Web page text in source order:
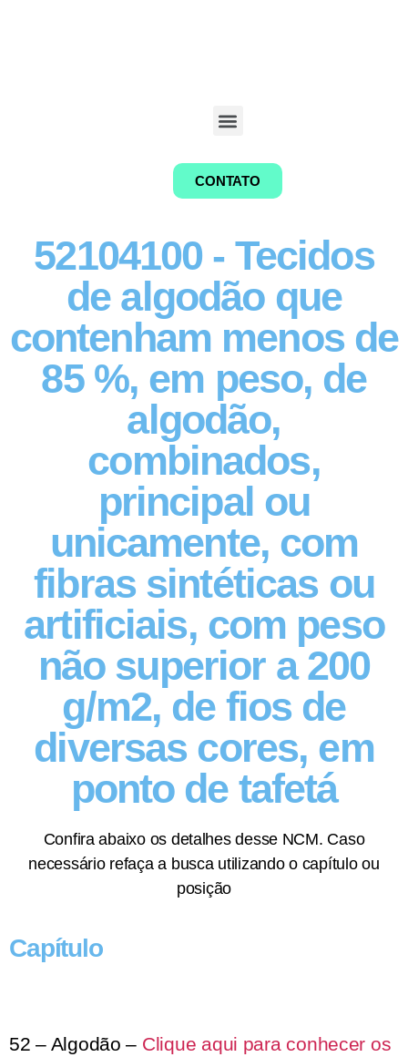
CONTATO
52104100 - Tecidos
de algodão que
contenham menos de
85 %, em peso, de
algodão,
combinados,
principal ou
unicamente, com
fibras sintéticas ou
artificiais, com peso
não superior a 200
g/m2, de fios de
diversas cores, em
ponto de tafetá
Confira abaixo os detalhes desse NCM. Caso
necessário refaça a busca utilizando o capítulo ou
posição
Capítulo
52 – Algodão – Clique aqui para conhecer os